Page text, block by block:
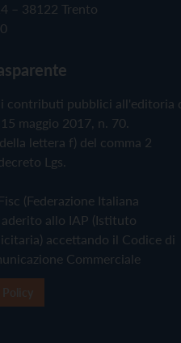
– 38122 Trento
contributi pubblici all'editoria
maggio 2017, n. 70.
lettera f) del comma 2
Lgs.
(Federazione Italiana
allo IAP (Istituto
accettando il Codice di
Commerciale